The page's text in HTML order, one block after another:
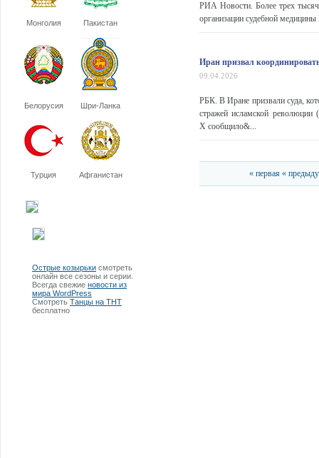
Монголия Пакистан
Белорусия Шри-Ланка
Турция Афганистан
Острые козырьки смотреть
онлайн все сезоны и серии.
Всегда свежие новости из
мира WordPress
Смотреть Танцы на ТНТ
бесплатно
РИА Новости. Более трех
организации судебной
Иран призвал
09.04.2026
РБК. В Иране призвали суда,
стражей исламской
X сообщило&...
« первая «